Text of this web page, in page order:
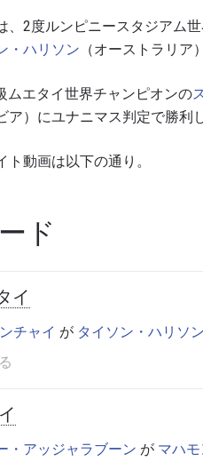
、2度ルンピニースタジアム
・ハリソン （オーストラリア
ムエタイ世界チャンピオンの
ア）にユナニマス判定で勝利
動画は以下の通り。
ド
イ
チャイ が タイソン・ハリソン
・アッジャラブーン が マハ